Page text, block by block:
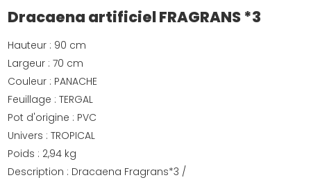
Dracaena artificiel FRAGRANS *3
Hauteur : 90 cm
Largeur : 70 cm
Couleur : PANACHE
Feuillage : TERGAL
Pot d'origine : PVC
Univers : TROPICAL
Poids : 2,94 kg
Description : Dracaena Fragrans*3 /